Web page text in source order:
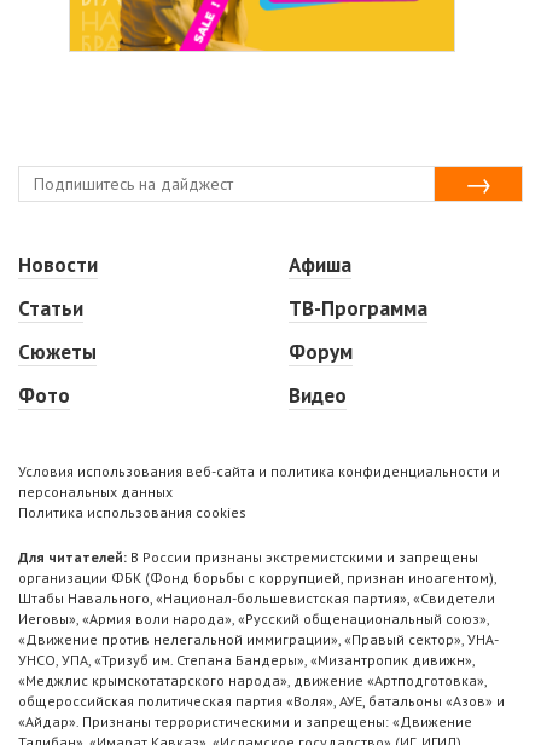
Новости
Статьи
Сюжеты
Фото
Афиша
ТВ-Программа
Форум
Видео
Условия использования веб-сайта и политика конфиденциальности и
персональных данных
Политика использования cookies
Для читателей: В России признаны экстремистскими и запрещены
организации ФБК (Фонд борьбы с коррупцией, признан иноагентом),
Штабы Навального, «Национал-большевистская партия», «Свидетели
Иеговы», «Армия воли народа», «Русский общенациональный союз»,
«Движение против нелегальной иммиграции», «Правый сектор», УНА-
УНСО, УПА, «Тризуб им. Степана Бандеры», «Мизантропик дивижн»,
«Меджлис крымскотатарского народа», движение «Артподготовка»,
общероссийская политическая партия «Воля», АУЕ, батальоны «Азов» и
«Айдар». Признаны террористическими и запрещены: «Движение
Талибан», «Имарат Кавказ», «Исламское государство» (ИГ, ИГИЛ),